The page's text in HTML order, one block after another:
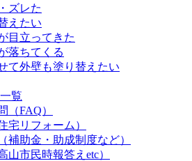
ズレた
えたい
目立ってきた
落ちてくる
て外壁も塗り替えたい
覧
（FAQ）
宅リフォーム）
補助金・助成制度など）
山市民時報答えetc）